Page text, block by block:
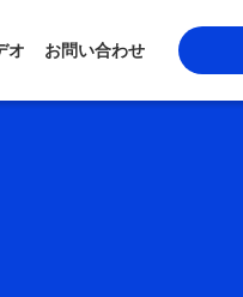
オ お問い合わせ